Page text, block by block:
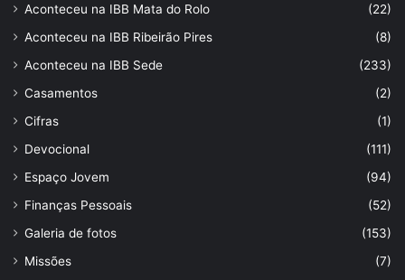
Aconteceu na IBB Mata do Rolo
(22)
Aconteceu na IBB Ribeirão Pires
(8)
Aconteceu na IBB Sede
(233)
Casamentos
(2)
Cifras
(1)
Devocional
(111)
Espaço Jovem
(94)
Finanças Pessoais
(52)
Galeria de fotos
(153)
Missões
(7)